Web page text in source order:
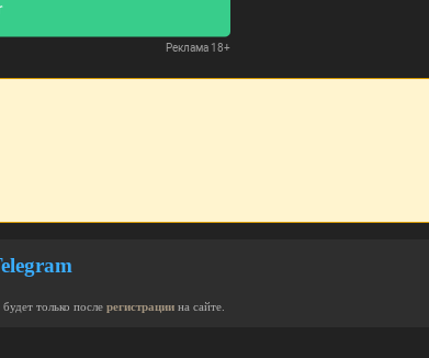
только после регистрациина сайте.